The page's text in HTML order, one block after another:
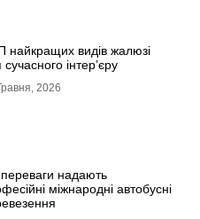
найкращих видів жалюзі
сучасного інтер’єру
2026
переваги надають
міжнародні автобусні